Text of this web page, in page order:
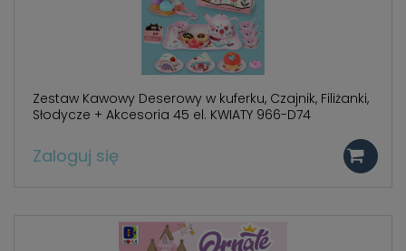
Zestaw Kawowy Deserowy w kuferku, Czajnik, Filiżanki,
Słodycze + Akcesoria 45 el. KWIATY 966-D74
Zaloguj się